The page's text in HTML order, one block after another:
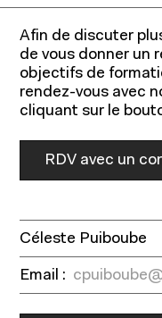
À
Afin de discuter
de vous donner un
objectifs de
rendez-vous avec
cliquant sur le
RDV avec un
Céleste Puiboube
Email :